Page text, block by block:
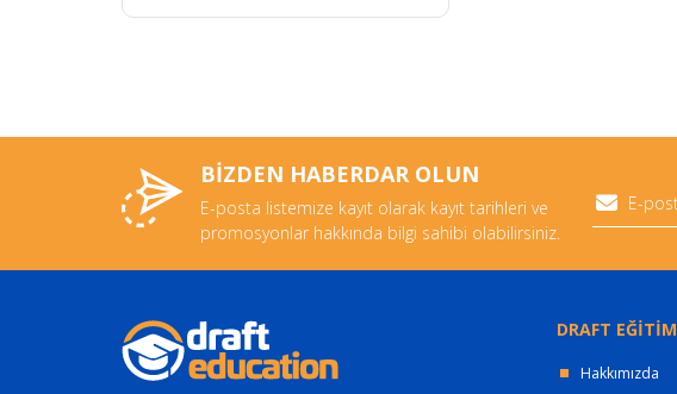
BİZDEN HABERDAR OLUN
E-posta listemize kayıt olarak kayıt tarihleri ve
promosyonlar hakkında bilgi sahibi olabilirsiniz.
DRAFT EĞİTİM
Hakkımızda